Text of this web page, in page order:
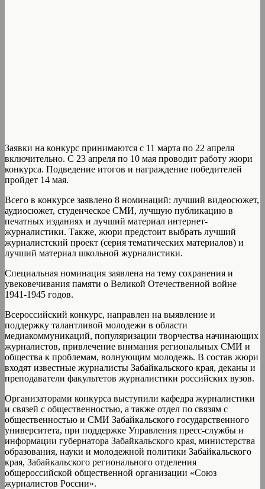
Заявки на конкурс принимаются с 11 марта по 22 апреля
включительно. С 23 апреля по 10 мая проводит работу жюри
конкурса. Подведение итогов и награждение победителей
пройдет 14 мая.
Всего в конкурсе заявлено 8 номинаций: лучший видеосюжет,
аудиосюжет, студенческое СМИ, лучшую публикацию в
печатных изданиях и лучший материал интернет-
журналистики. Также, жюри предстоит выбрать лучший
журналистский проект (серия тематических материалов) и
лучший материал школьной журналистики.
Специальная номинация заявлена на тему сохранения и
увековечивания памяти о Великой Отечественной войне
1941-1945 годов.
Всероссийский конкурс, направлен на выявление и
поддержку талантливой молодежи в области
медиакоммуникаций, популяризации творчества начинающих
журналистов, привлечение внимания региональных СМИ и
общества к проблемам, волнующим молодежь. В состав жюри
входят известные журналисты Забайкальского края, деканы и
преподаватели факультетов журналистики российских вузов.
Организаторами конкурса выступили кафедра журналистики
и связей с общественностью, а также отдел по связям с
общественностью и СМИ Забайкальского государственного
университета, при поддержке Управления пресс-службы и
информации губернатора Забайкальского края, министерства
образования, науки и молодежной политики Забайкальского
края, Забайкальского регионального отделения
общероссийской общественной организации «Союз
журналистов России».